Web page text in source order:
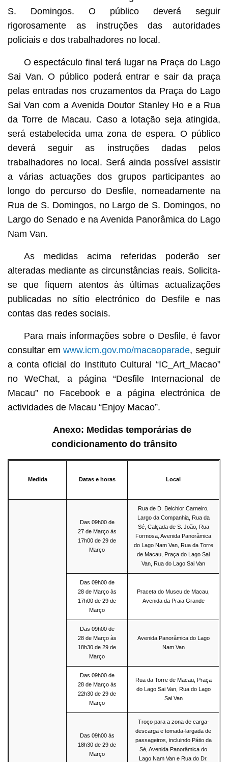
S. Domingos. O público deverá seguir
rigorosamente as instruções das autoridades
policiais e dos trabalhadores no local.
O espectáculo final terá lugar na Praça do Lago
Sai Van. O público poderá entrar e sair da praça
pelas entradas nos cruzamentos da Praça do Lago
Sai Van com a Avenida Doutor Stanley Ho e a Rua
da Torre de Macau. Caso a lotação seja atingida,
será estabelecida uma zona de espera. O público
deverá seguir as instruções dadas pelos
trabalhadores no local. Será ainda possível assistir
a várias actuações dos grupos participantes ao
longo do percurso do Desfile, nomeadamente na
Rua de S. Domingos, no Largo de S. Domingos, no
Largo do Senado e na Avenida Panorâmica do Lago
Nam Van.
As medidas acima referidas poderão ser
alteradas mediante as circunstâncias reais. Solicita-
se que fiquem atentos às últimas actualizações
publicadas no sítio electrónico do Desfile e nas
contas das redes sociais.
Para mais informações sobre o Desfile, é favor
consultar emwww.icm.gov.mo/macaoparade, seguir
a conta oficial do Instituto Cultural “IC_Art_Macao”
no WeChat, a página “Desfile Internacional de
Macau” no Facebook e a página electrónica de
actividades de Macau “Enjoy Macao”.
Anexo: Medidas temporárias de
condicionamento do trânsito
Medida Datas e horas Local
Das 09h00 de
27 de Março às
17h00 de 29 de
Março
Rua de D. Belchior Carneiro,
Largo da Companhia, Rua da
Sé, Calçada de S. João, Rua
Formosa, Avenida Panorâmica
do Lago Nam Van, Rua da Torre
de Macau, Praça do Lago Sai
Van, Rua do Lago Sai Van
Das 09h00 de
28 de Março às
17h00 de 29 de
Março
Praceta do Museu de Macau,
Avenida da Praia Grande
Das 09h00 de
28 de Março às
18h30 de 29 de
Março
Avenida Panorâmica do Lago
Nam Van
Das 09h00 de
28 de Março às
22h30 de 29 de
Março
Rua da Torre de Macau, Praça
do Lago Sai Van, Rua do Lago
Sai Van
Das 09h00 às
18h30 de 29 de
Março
Troço para a zona de carga-
descarga e tomada-largada de
passageiros, incluindo Pátio da
Sé, Avenida Panorâmica do
Lago Nam Van e Rua do Dr.